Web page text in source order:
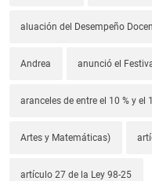
aluación del Desempeño
Andrea anunció el
aranceles de entre el 10 % y el
Artes y Matemáticas)
artículo 27 de la Ley 98-25